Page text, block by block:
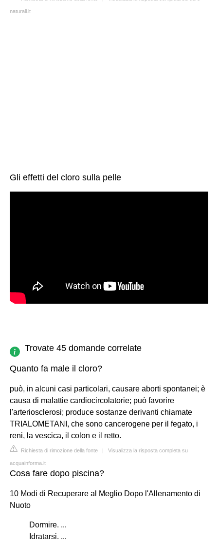
naturali.it
Gli effetti del cloro sulla pelle
Trovate 45 domande correlate
Quanto fa male il cloro?
può, in alcuni casi particolari, causare aborti spontanei; è
causa di malattie cardiocircolatorie; può favorire
l'arteriosclerosi; produce sostanze derivanti chiamate
TRIALOMETANI, che sono cancerogene per il fegato, i
reni, la vescica, il colon e il retto.
Richiesta di rimozione della fonte | Visualizza la risposta completa su
acquainforma.it
Cosa fare dopo piscina?
10 Modi di Recuperare al Meglio Dopo l'Allenamento di
Nuoto
Dormire. ...
Idratarsi. ...